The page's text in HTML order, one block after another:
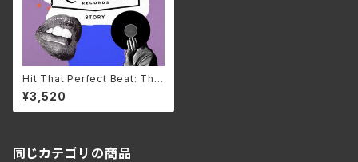
Hit That Perfect Beat: The
London Records Story/V.A.
RTMCD-1740(仕様:2CD)
¥3,520
同じカテゴリの商品